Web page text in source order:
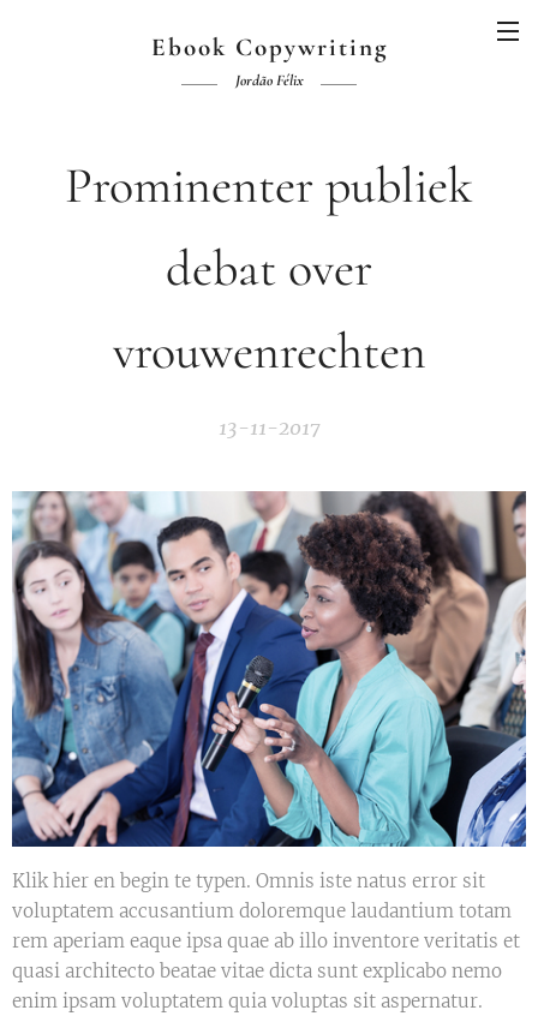
Ebook Copywriting
Jordão Félix
Prominenter publiek
debat over
vrouwenrechten
13-11-2017
Klik hier en begin te typen. Omnis iste natus error sit
voluptatem accusantium doloremque laudantium totam
rem aperiam eaque ipsa quae ab illo inventore veritatis et
quasi architecto beatae vitae dicta sunt explicabo nemo
enim ipsam voluptatem quia voluptas sit aspernatur.